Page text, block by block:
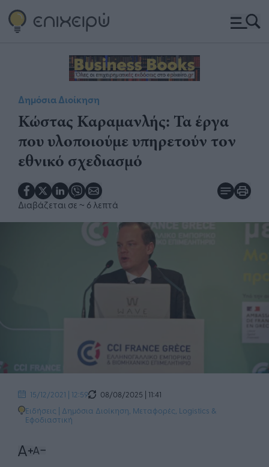
Δημόσια Διοίκηση
Κώστας Καραμανλής: Τα έργα
που υλοποιούμε υπηρετούν τον
εθνικό σχεδιασμό
Διαβάζεται σε ~ 6 λεπτά
15/12/2021 | 12:59
08/08/2025 | 11:41
Ειδήσεις | Δημόσια Διοίκηση Μεταφορές, Logistics &
Εφοδιαστική